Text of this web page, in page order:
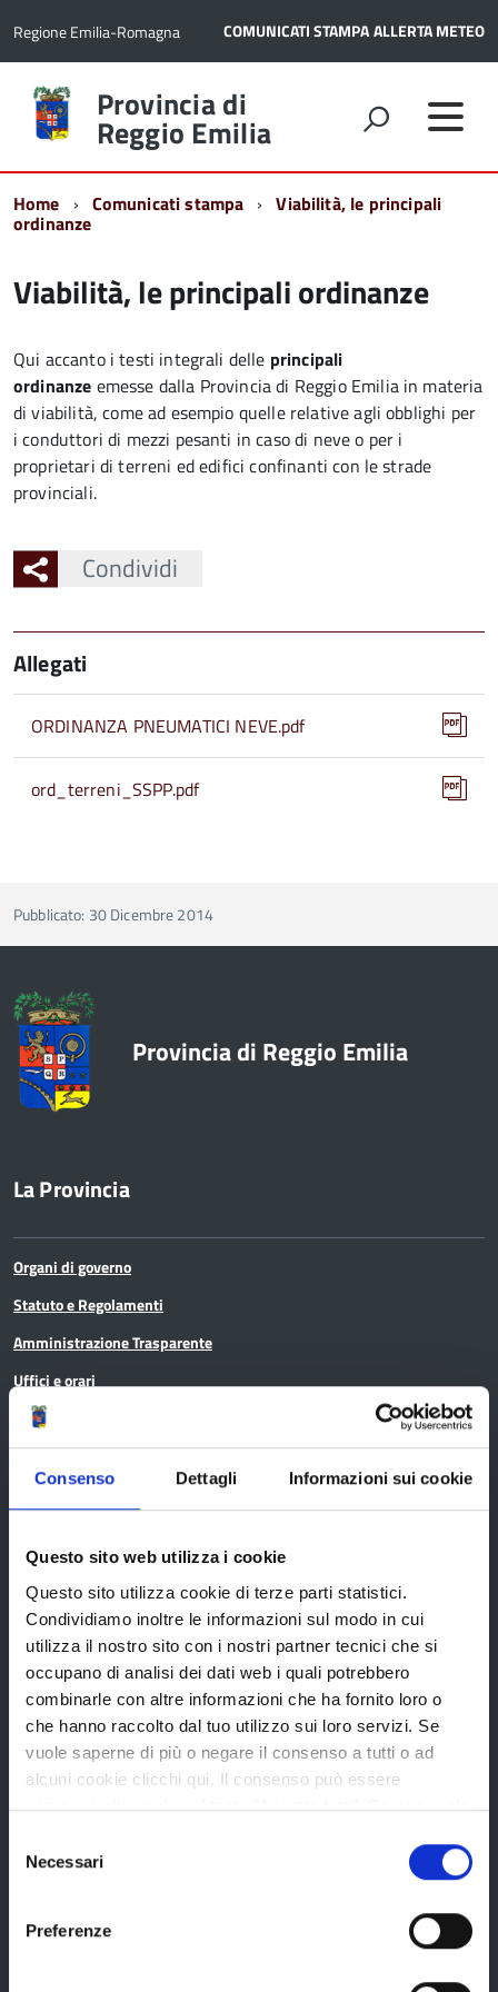
Consenso Dettagli Informazioni sui cookie
Questo sito web utilizza i cookie
Questo sito utilizza cookie di terze parti statistici.
Condividiamo inoltre le informazioni sul modo in cui
utilizza il nostro sito con i nostri partner tecnici che si
occupano di analisi dei dati web i quali potrebbero
combinarle con altre informazioni che ha fornito loro o
che hanno raccolto dal tuo utilizzo sui loro servizi. Se
vuole saperne di più o negare il consenso a tutti o ad
alcuni cookie clicchi qui. Il consenso può essere
espresso cliccando sul tasto "Accetta tutti". Se non vuole
tasto "Rifiuta".
delNecessari
Preferenze
Regione Emilia-Romagna COMUNICATI STAMPAALLERTA METEO
Torna
alla
home
Provincia di
Reggio Emilia
Home Comunicati stampa Viabilità, le principali
ordinanze
Viabilità, le principali ordinanze
Qui accanto i testi integrali delle principali
ordinanze emesse dalla Provincia di Reggio Emilia in materia
di viabilità, come ad esempio quelle relative agli obblighi per
i conduttori di mezzi pesanti in caso di neve o per i
proprietari di terreni ed edifici confinanti con le strade
provinciali.
Condividi
Allegati
ORDINANZA PNEUMATICI NEVE.pdf
ord_terreni_SSPP.pdf
Pubblicato: 30 Dicembre 2014
Provincia di Reggio Emilia
La Provincia
Organi di governo
Statuto e Regolamenti
Amministrazione Trasparente
Uffici e orari
Storia della Provincia
Edifici e Parchi
Bandi e avvisi
Bandi di gara
Avvisi pubblici
In scadenza
Aree tematiche